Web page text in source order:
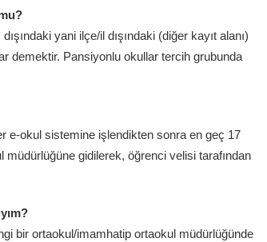
yani ilçe/il dışındaki (diğer kayıt alanı)
demektir. Pansiyonlu okullar tercih grubunda
e-okul sistemine işlendikten sonra en geç 17
gidilerek, öğrenci velisi tarafından
bir ortaokul/imamhatip ortaokul müdürlüğünde